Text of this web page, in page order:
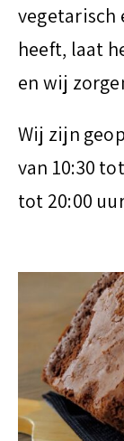
vegetarisch
heeft, laat
en wij
Wij zijn
van 10:30
tot 20:00